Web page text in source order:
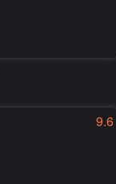
9.6